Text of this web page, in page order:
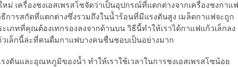
ม่ เครื่องชงเอสเพรสโซจัดว่าเป็นอุปกรณ์ที่แตกต่างจากเครื่องชงกาแฟ
การสกัดที่แตกต่างซึ่งรวมถึงในน้ำร้อนที่มีแรงดันสูง เมล็ดกาแฟจะถูก
ะเภทที่คุณต้องเทกรองลงจากด้านบน วิธีนี้ทำให้เราได้กาแฟแก้วเล็กลง
วเล็กนี้ล่ะที่คนดื่มกาแฟบางคนชื่นชอบเป็นอย่างมาก
งดันและอุณหภูมิของน้ำ ทำให้เราใช้เวลาในการชงเอสเพรสโซน้อย